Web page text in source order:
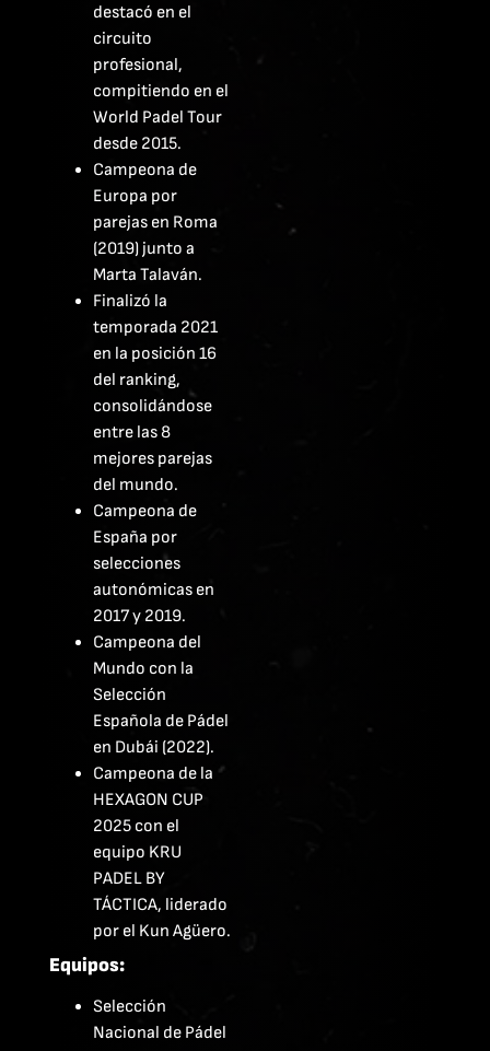
destacó en el
circuito
profesional,
compitiendo en el
World Padel Tour
desde 2015.
Campeona de
Europa por
parejas en Roma
(2019) junto a
Marta Talaván.
Finalizó la
temporada 2021
en la posición 16
del ranking,
consolidándose
entre las 8
mejores parejas
del mundo.
Campeona de
España por
selecciones
autonómicas en
2017 y 2019.
Campeona del
Mundo con la
Selección
Española de Pádel
en Dubái (2022).
Campeona de la
HEXAGON CUP
2025 con el
equipo KRU
PADEL BY
TÁCTICA, liderado
por el Kun Agüero.
Equipos:
Selección
Nacional de Pádel